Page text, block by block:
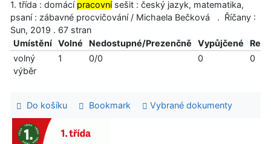
1. třída : domácí pracovnísešit : český jazyk, matematika,
psaní : zábavné procvičování / Michaela Bečková . Říčany :
Sun, 2019 . 67 stran
Umístění
Volné Nedostupné/Prezenčně Vypůjčené
volný
výběr
1 0/0 0 0
Do košíku Bookmark Vybrané dokumenty